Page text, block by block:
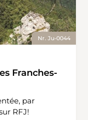
Nr. Ju-0044
Franches-
par
RFJ!